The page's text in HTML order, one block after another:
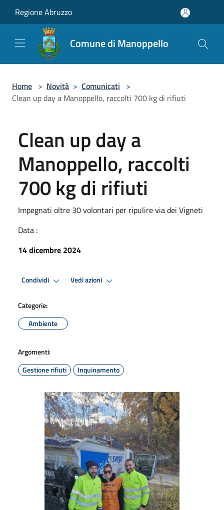
Regione Abruzzo
Comune di Manoppello
Home > Novità > Comunicati >
Clean up day a Manoppello, raccolti 700 kg di rifiuti
Clean up day a
Manoppello, raccolti
700 kg di rifiuti
Impegnati oltre 30 volontari per ripulire via dei Vigneti
Data :
14 dicembre 2024
Condividi Vedi azioni
Categorie:
Ambiente
Argomenti:
Gestione rifiuti
Inquinamento